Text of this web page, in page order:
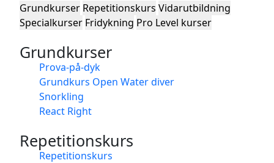
Grundkurser Repetitionskurs Vidarutbildning
Specialkurser Fridykning Pro Level kurser
Grundkurser
Prova-på-dyk
Grundkurs Open Water diver
Snorkling
React Right
Repetitionskurs
Repetitionskurs